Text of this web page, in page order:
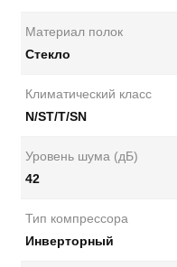
Материал полок
Стекло
Климатический класс
N/ST/T/SN
Уровень шума (дБ)
42
Тип компрессора
Инверторный